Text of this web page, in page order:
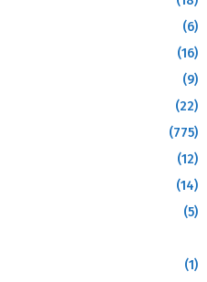
(6)
(16)
(9)
(22)
(775)
(12)
(14)
(5)
(1)